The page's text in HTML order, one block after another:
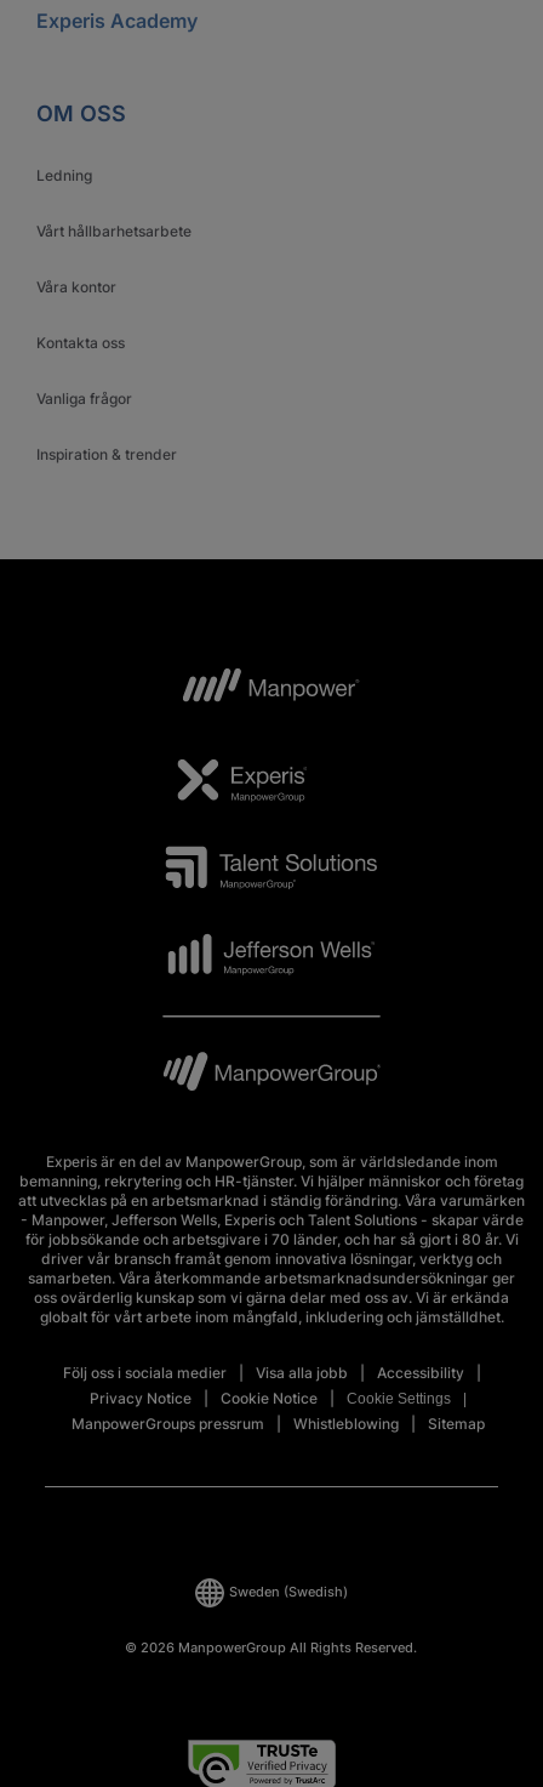
Experis Academy
OM OSS
Ledning
Vårt hållbarhetsarbete
Våra kontor
Kontakta oss
Vanliga frågor
Inspiration & trender
Experis är en del av ManpowerGroup, som är världsledande inom
bemanning, rekrytering och HR-tjänster. Vi hjälper människor och företag
att utvecklas på en arbetsmarknad i ständig förändring. Våra varumärken
- Manpower, Jefferson Wells, Experis och Talent Solutions - skapar värde
för jobbsökande och arbetsgivare i 70 länder, och har så gjort i 80 år. Vi
driver vår bransch framåt genom innovativa lösningar, verktyg och
samarbeten. Våra återkommande arbetsmarknadsundersökningar ger
oss ovärderlig kunskap som vi gärna delar med oss av. Vi är erkända
globalt för vårt arbete inom mångfald, inkludering och jämställdhet.
Följ oss i sociala medier Visa alla jobb
Accessibility
Privacy Notice
Cookie Notice Cookie Settings
ManpowerGroups pressrum Whistleblowing Sitemap
© 2026 ManpowerGroup All Rights Reserved.
Sweden (Swedish)